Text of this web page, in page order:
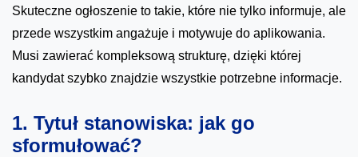
Skuteczne ogłoszenie to takie, które nie tylko informuje, ale
przede wszystkim angażuje i motywuje do aplikowania.
Musi zawierać kompleksową strukturę, dzięki której
kandydat szybko znajdzie wszystkie potrzebne informacje.
1. Tytuł stanowiska: jak go
sformułować?